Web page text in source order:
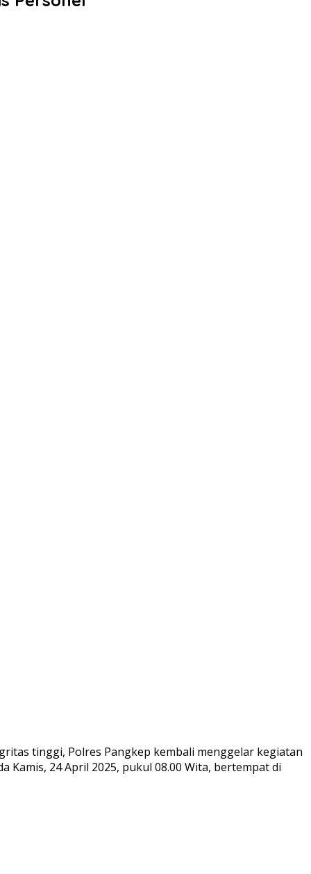
tinggi, Polres Pangkep kembali menggelar kegiatan
24 April 2025, pukul 08.00 Wita, bertempat di